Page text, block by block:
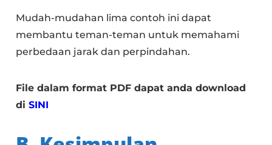
Mudah-mudahan lima contoh ini dapat
membantu teman-teman untuk memahami
perbedaan jarak dan perpindahan.
File dalam format PDF dapat anda download
diSINI